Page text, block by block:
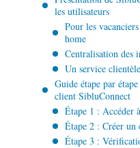
les utilisateurs
Pour les
home
Centralisation des
Un service
Guide étape par
client SibluConnect
Étape 1 : Accéder
Étape 2 : Créer un
Étape 3 :